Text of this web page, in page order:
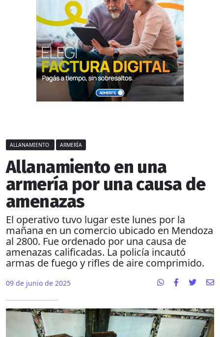
ALLANAMIENTO ARMERÍA
Allanamiento en una
armería por una causa de
amenazas
El operativo tuvo lugar este lunes por la
mañana en un comercio ubicado en Mendoza
al 2800. Fue ordenado por una causa de
amenazas calificadas. La policía incautó
armas de fuego y rifles de aire comprimido.
09 de junio de 2025